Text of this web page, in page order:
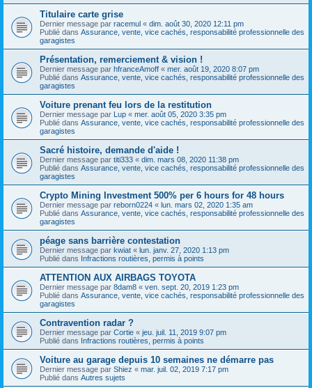
Titulaire carte grise
Dernier message par racemul « dim. août 30, 2020 12:11 pm
Publié dans Assurance, vente, vice cachés, responsabilité professionnelle des
garagistes
Présentation, remerciement & vision !
Dernier message par hfranceAmoff « mer. août 19, 2020 8:07 pm
Publié dans Assurance, vente, vice cachés, responsabilité professionnelle des
garagistes
Voiture prenant feu lors de la restitution
Dernier message par Lup « mer. août 05, 2020 3:35 pm
Publié dans Assurance, vente, vice cachés, responsabilité professionnelle des
garagistes
Sacré histoire, demande d'aide !
Dernier message par titi333 « dim. mars 08, 2020 11:38 pm
Publié dans Assurance, vente, vice cachés, responsabilité professionnelle des
garagistes
Crypto Mining Investment 500% per 6 hours for 48 hours
Dernier message par reborn0224 « lun. mars 02, 2020 1:35 am
Publié dans Assurance, vente, vice cachés, responsabilité professionnelle des
garagistes
péage sans barrière contestation
Dernier message par kwiat « lun. janv. 27, 2020 1:13 pm
Publié dans Infractions routières, permis à points
ATTENTION AUX AIRBAGS TOYOTA
Dernier message par 8dam8 « ven. sept. 20, 2019 1:23 pm
Publié dans Assurance, vente, vice cachés, responsabilité professionnelle des
garagistes
Contravention radar ?
Dernier message par Cortie « jeu. juil. 11, 2019 9:07 pm
Publié dans Infractions routières, permis à points
Voiture au garage depuis 10 semaines ne démarre pas
Dernier message par Shiez « mar. juil. 02, 2019 7:17 pm
Publié dans Autres sujets